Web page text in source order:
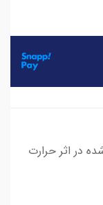
در اثر حرارت